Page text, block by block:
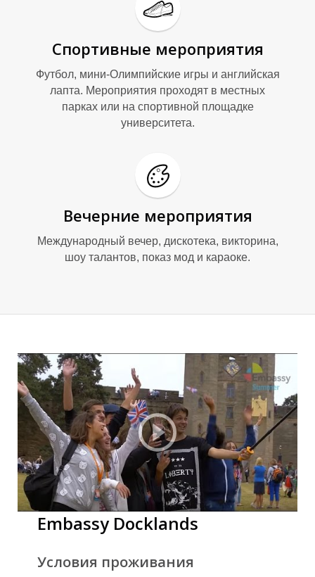
Спортивные мероприятия
Футбол, мини-Олимпийские игры и английская
лапта. Мероприятия проходят в местных
парках или на спортивной площадке
университета.
Вечерние мероприятия
Международный вечер, дискотека, викторина,
шоу талантов, показ мод и караоке.
Embassy Docklands
Условия проживания